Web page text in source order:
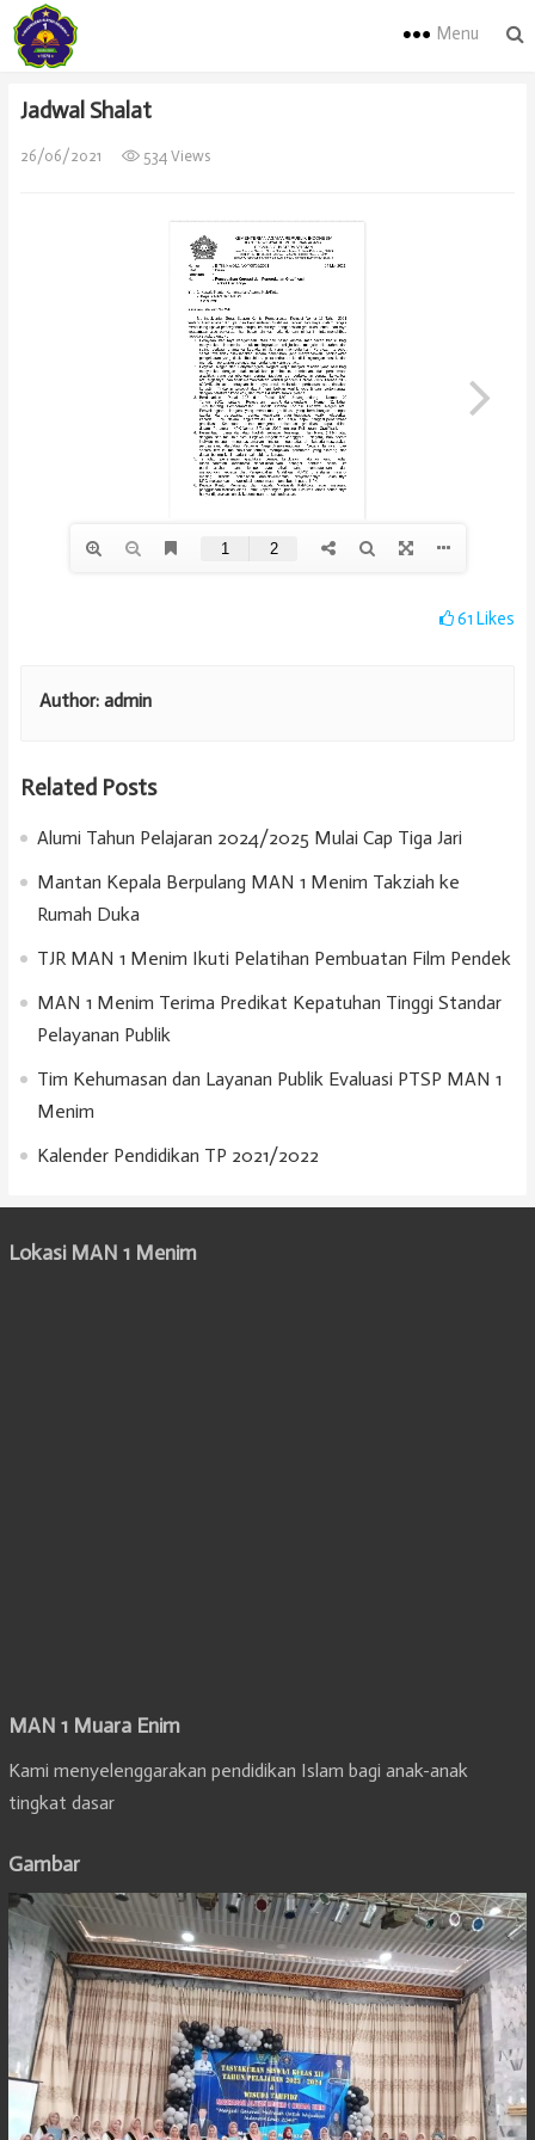
Menu
Jadwal Shalat
26/06/2021 534 Views
61Likes
Author: admin
Related Posts
Alumi Tahun Pelajaran 2024/2025 Mulai Cap Tiga Jari
Mantan Kepala Berpulang MAN 1 Menim Takziah ke
Rumah Duka
TJR MAN 1 Menim Ikuti Pelatihan Pembuatan Film Pendek
MAN 1 Menim Terima Predikat Kepatuhan Tinggi Standar
Pelayanan Publik
Tim Kehumasan dan Layanan Publik Evaluasi PTSP MAN 1
Menim
Kalender Pendidikan TP 2021/2022
Lokasi MAN 1 Menim
MAN 1 Muara Enim
Kami menyelenggarakan pendidikan Islam bagi anak-anak
tingkat dasar
Gambar